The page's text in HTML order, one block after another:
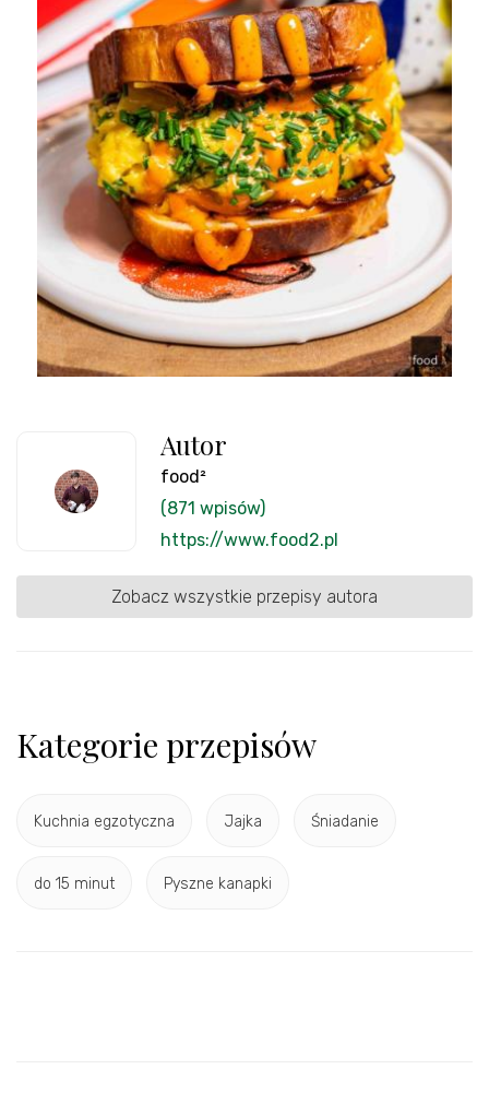
Autor
food²
(871 wpisów)
https://www.food2.pl
Zobacz wszystkie przepisy autora
Kategorie przepisów
Kuchnia egzotyczna Jajka Śniadanie
do 15 minut Pyszne kanapki